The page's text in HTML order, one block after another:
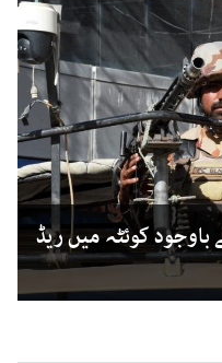
کوئٹہ میں ریڈ